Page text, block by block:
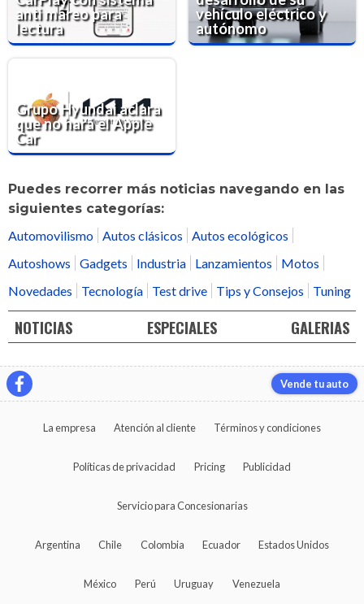
anti mareo para
lectura
vehículo eléctrico y
autónomo
Grupo Hyundai aclara
que no hará el Apple
Car
Puedes recorrer más noticias navegando en las
siguientes categorías:
Automovilismo Autos clásicos
Autos ecológicos
Autoshows
Gadgets Industria Lanzamientos
Motos
Novedades
Tecnología Test drive Tips y Consejos Tuning
NOTICIAS ESPECIALES GALERIAS
Vende tu auto
La empresa Atención al cliente Términos y condiciones
Políticas de privacidad Pricing Publicidad
Servicio para Concesionarias
Argentina Chile Colombia Ecuador Estados Unidos
México Perú Uruguay Venezuela